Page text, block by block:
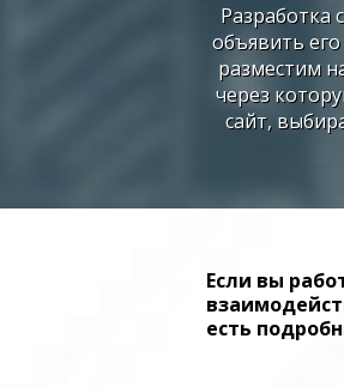
Разработка
объявить
разместим
через
сайт,
Если вы
есть